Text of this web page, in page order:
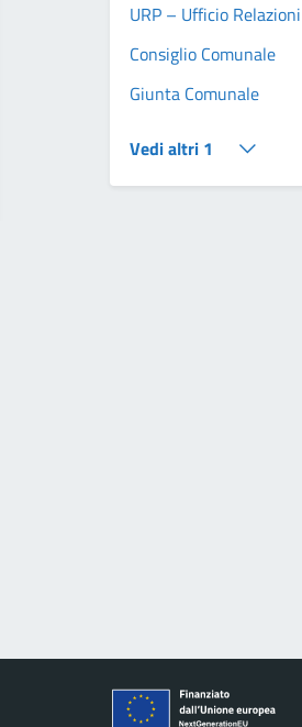
URP – Ufficio
Consiglio Comunale
Giunta Comunale
Vedi altri 1